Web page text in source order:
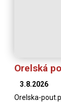
Orelská
3.8.2026
Orelska-